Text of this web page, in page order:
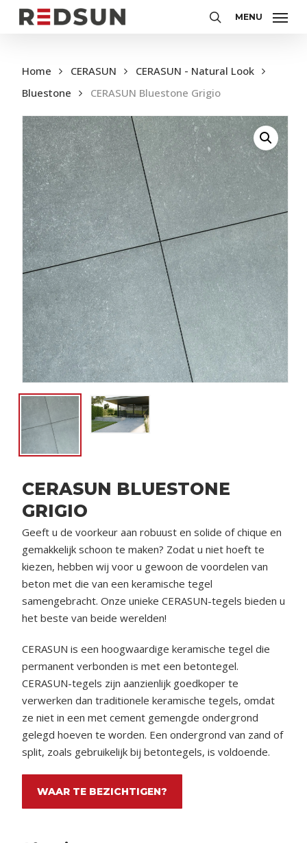
Skip
MENU
Home CERASUN
CERASUN - Natural Look
Bluestone
CERASUN Bluestone Grigio
CERASUN BLUESTONE
GRIGIO
Geeft u de voorkeur aan robuust en solide of chique en
gemakkelijk schoon te maken? Zodat u niet hoeft te
kiezen, hebben wij voor u gewoon de voordelen van
beton met die van een keramische tegel
samengebracht. Onze unieke CERASUN-tegels bieden u
het beste van beide werelden!
CERASUN is een hoogwaardige keramische tegel die
permanent verbonden is met een betontegel.
CERASUN-tegels zijn aanzienlijk goedkoper te
verwerken dan traditionele keramische tegels, omdat
ze niet in een met cement gemengde ondergrond
gelegd hoeven te worden. Een ondergrond van zand of
split, zoals gebruikelijk bij betontegels, is voldoende.
WAAR TE BEZICHTIGEN?